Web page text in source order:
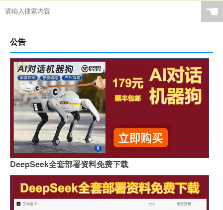
☚
公告
DeepSeek全套部署资料免费下载